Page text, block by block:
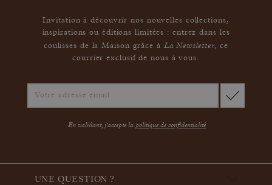
Invitation à découvrir nos nouvelles collections,
inspirations ou éditions limitées : entrez dans les
coulisses de la Maison grâce à La Newsletter,ce
courrier exclusif de nous à vous.
En validant, j'accepte la politique de confidentialité
UNE QUESTION ?